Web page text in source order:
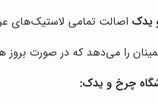
یدکاصالت تمامی لاستیک‌های
را می‌دهد که در صورت بروز
چرخ و یدک: